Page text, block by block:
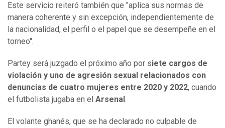
Este servicio reiteró también que "aplica sus normas de
manera coherente y sin excepción, independientemente de
la nacionalidad, el perfil o el papel que se desempeñe en el
torneo".
Partey será juzgado el próximo año por siete cargos de
violación y uno de agresión sexual relacionados con
denuncias de cuatro mujeres entre 2020 y 2022, cuando
el futbolista jugaba en el Arsenal .
El volante ghanés, que se ha declarado no culpable de